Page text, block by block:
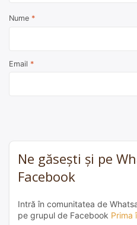
Nume *
Email *
Ne găsești și pe
Facebook
Intră în comunitatea de
pe grupul de Facebook Prima